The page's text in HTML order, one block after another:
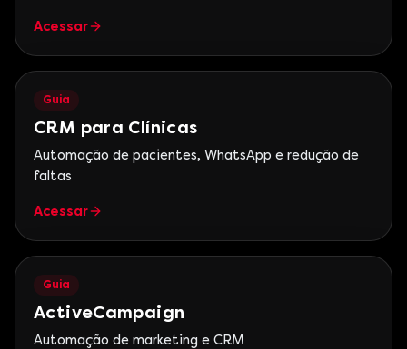
Acessar
Guia
CRM para Clínicas
Automação de pacientes, WhatsApp e redução de
faltas
Acessar
Guia
ActiveCampaign
Automação de marketing e CRM